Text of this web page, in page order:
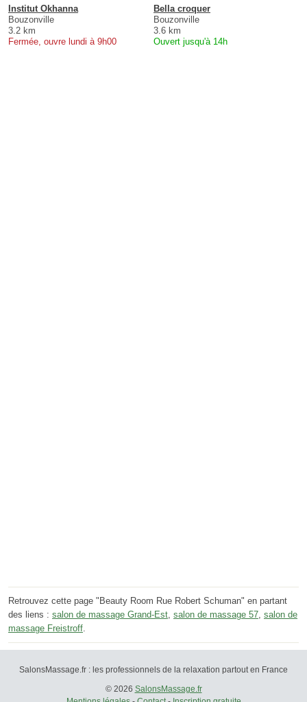
Institut Okhanna
Bouzonville
3.2 km
Fermée, ouvre lundi à 9h00
Bella croquer
Bouzonville
3.6 km
Ouvert jusqu'à 14h
Retrouvez cette page "Beauty Room Rue Robert Schuman" en partant
des liens : salon de massage Grand-Est salon de massage 57 salon de
massage Freistroff
SalonsMassage.fr : les professionnels de la relaxation partout en France
© 2026 SalonsMassage.fr